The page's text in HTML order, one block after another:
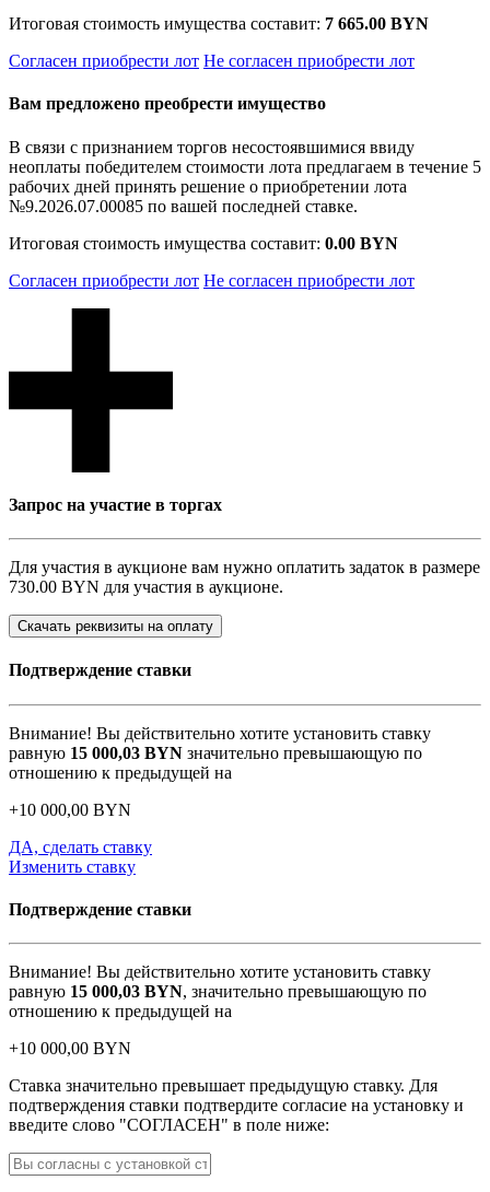
Итоговая стоимость имущества составит: 7 665.00 BYN
Согласен приобрести лот Не согласен приобрести лот
Вам предложено преобрести имущество
В связи с признанием торгов несостоявшимися ввиду
неоплаты победителем стоимости лота предлагаем в течение 5
рабочих дней принять решение о приобретении лота
№9.2026.07.00085 по вашей последней ставке.
Итоговая стоимость имущества составит: 0.00 BYN
Согласен приобрести лот Не согласен приобрести лот
Запрос на участие в торгах
Для участия в аукционе вам нужно оплатить задаток в размере
730.00 BYN для участия в аукционе.
Скачать реквизиты на оплату
Подтверждение ставки
Внимание! Вы действительно хотите установить ставку
равную 15 000,03 BYN значительно превышающую по
отношению к предыдущей на
+10 000,00 BYN
ДА, сделать ставку
Изменить ставку
Подтверждение ставки
Внимание! Вы действительно хотите установить ставку
равную 15 000,03 BYN, значительно превышающую по
отношению к предыдущей на
+10 000,00 BYN
Ставка значительно превышает предыдущую ставку. Для
подтверждения ставки подтвердите согласие на установку и
введите слово "СОГЛАСЕН" в поле ниже: